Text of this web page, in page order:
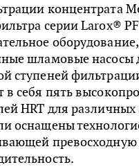
концентрата
серии Larox®
шламовые насосы
ступеней
в себя пять
HRT для различных
оснащены
превосходную